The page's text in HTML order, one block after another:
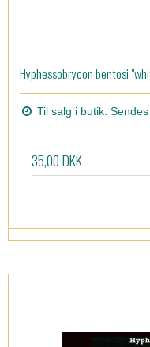
Hyphessobrycon bentosi
Til salg i butik. Sendes
35,00 DKK